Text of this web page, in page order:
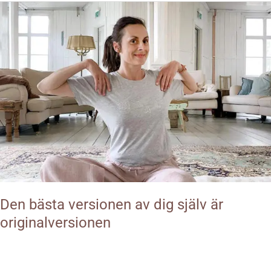
Den bästa versionen av dig själv är
originalversionen
Den
versionen
av
dig
själv
är
originalversionen